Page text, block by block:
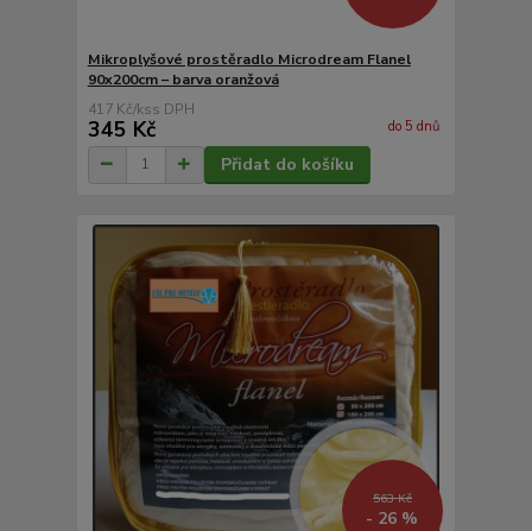
Mikroplyšové prostěradlo Microdream Flanel
90x200cm – barva oranžová
417 Kč/ks
345 Kč do 5 dnů
Přidat do košíku
563 Kč
- 26 %